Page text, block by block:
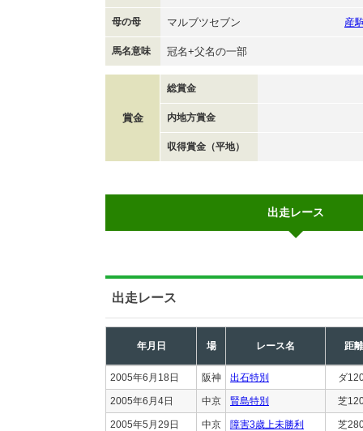
母の母 マルブツセブン 産
馬名意味 冠名+父名の一部
賞金
総賞金
内地方賞金
収得賞金（平地）
出走レース
出走レース
年月日 場 レース名 距離
2005年6月18日 阪神 出石特別 ダ
2005年6月4日 中京 賢島特別 芝
2005年5月29日 中京 障害3歳上未勝利 芝